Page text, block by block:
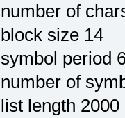
number of
block size 14
symbol period
number of
list length 2000